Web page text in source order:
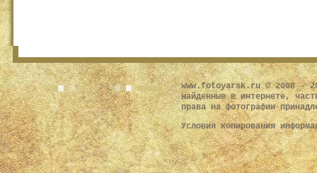
www.fotoyarsk.ru © 2008 -
найденные в интернете,
права на фотографии
Условия копирования